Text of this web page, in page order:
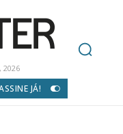
2026
JÁ!